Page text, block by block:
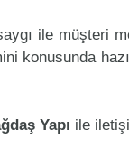
ile müşteri
konusunda
Yapı ile